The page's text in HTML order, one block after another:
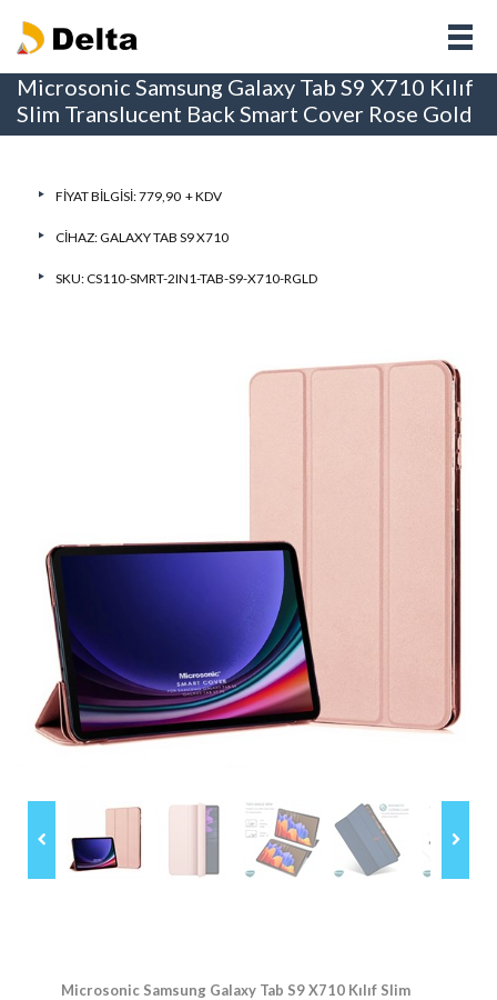
Microsonic Samsung Galaxy Tab S9 X710 Kılıf
Slim Translucent Back Smart Cover Rose Gold
FIYAT BILGISI: 779,90 + KDV
CIHAZ:GALAXY TAB S9 X710
SKU: CS110-SMRT-2IN1-TAB-S9-X710-RGLD
Microsonic Samsung Galaxy Tab S9 X710 Kılıf Slim